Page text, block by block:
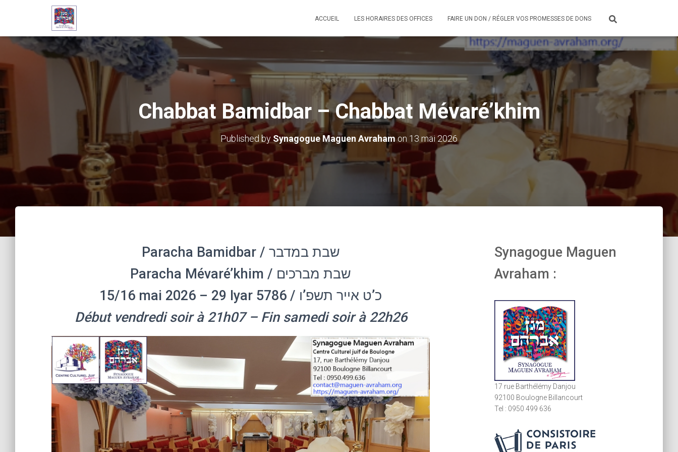
ACCUEIL LES HORAIRES DES OFFICES FAIRE UN DON / RÉGLER VOS PROMESSES DE DONS
Chabbat Bamidbar – Chabbat Mévaré’khim
Published by Synagogue Maguen Avrahamon 13 mai 2026
Paracha Bamidbar / שבת במדבר
Paracha Mévaré’khim / שבת מברכים
15/16 mai 2026 – 29 Iyar 5786 / כ’ט אייר תשפ’ו
Début vendredi soir à 21h07 – Fin samedi soir à 22h26
Synagogue Maguen
Avraham :
17 rue Barthélémy Danjou
92100 Boulogne Billancourt
Tel : 0950 499 636